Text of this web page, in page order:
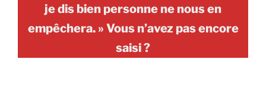
je dis bien personne ne nous en
empêchera. » Vous n’avez pas encore
saisi ?